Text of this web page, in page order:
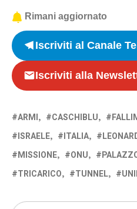
Rimani aggiornato
Iscriviti al Canale
Iscriviti alla
ARMI CASCHIBLU
ISRAELE
ITALIA
MISSIONE
ONU
TRICARICO
TUNNEL